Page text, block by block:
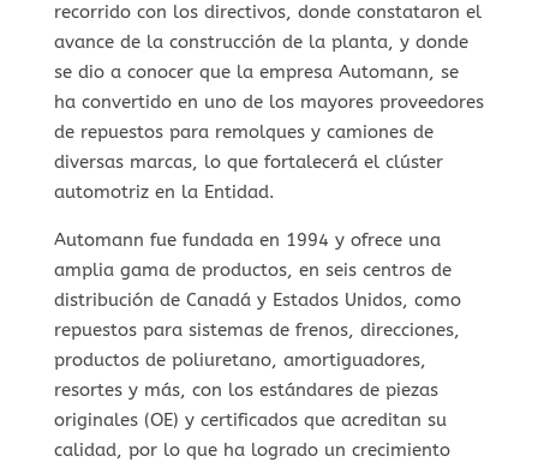
recorrido con los directivos, donde constataron el
avance de la construcción de la planta, y donde
se dio a conocer que la empresa Automann, se
ha convertido en uno de los mayores proveedores
de repuestos para remolques y camiones de
diversas marcas, lo que fortalecerá el clúster
automotriz en la Entidad.
Automann fue fundada en 1994 y ofrece una
amplia gama de productos, en seis centros de
distribución de Canadá y Estados Unidos, como
repuestos para sistemas de frenos, direcciones,
productos de poliuretano, amortiguadores,
resortes y más, con los estándares de piezas
originales (OE) y certificados que acreditan su
calidad, por lo que ha logrado un crecimiento